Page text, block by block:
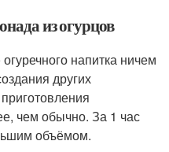
из огурцов
напитка ничем
других
чем обычно. За 1 час
объёмом.